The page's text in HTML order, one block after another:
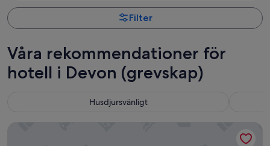
Filter
Våra rekommendationer för
hotell i Devon (grevskap)
Husdjursvänligt